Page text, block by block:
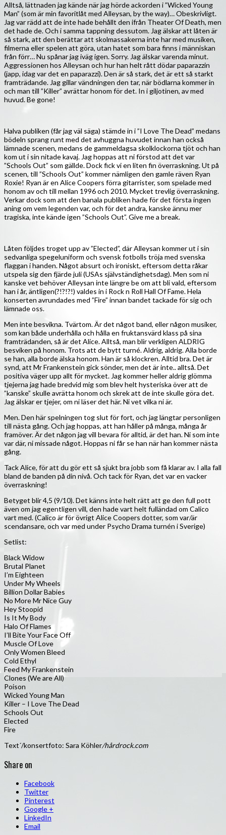
Alltså, lättnaden jag kände när jag hörde ackorden i ”Wicked Young
Man” (som är min favoritlåt med Alleysan, by the way)… Obeskrivligt.
Jag var rädd att de inte hade behållt den ifrån Theater Of Death, men
det hade de. Och i samma tappning dessutom. Jag älskar att låten är
så stark, att den berättar att skolmassakerna inte har med musiken,
filmerna eller spelen att göra, utan hatet som bara finns i människan
från förr… Nu spånar jag iväg igen. Sorry. Jag älskar varenda minut.
Aggressionen hos Alleysan och hur han helt rått dödar paparazzin
(japp, idag var det en paparazzi). Den är så stark, det är ett så starkt
framträdande. Jag gillar vändningen den tar, när bödlarna kommer in
och man till ”Killer” avrättar honom för det. In i giljotinen, av med
huvud. Be gone!
Halva publiken (får jag väl säga) stämde in i ”I Love The Dead” medans
bödeln sprang runt med det avhuggna huvudet innan han också
lämnade scenen, medans de gammeldagsa skolklockorna tjöt och han
kom ut i sin nitade kavaj. Jag hoppas att ni förstod att det var
”Schools Out” som gällde. Dock fick vi en liten fin överraskning. Ut på
scenen, till ”Schools Out” kommer nämligen den gamle räven Ryan
Roxie! Ryan är en Alice Coopers förra gitarrister, som spelade med
honom av och till mellan 1996 och 2010. Mycket trevlig överraskning.
Verkar dock som att den banala publiken hade för det första ingen
aning om vem legenden var, och för det andra, kanske ännu mer
tragiska, inte kände igen ”Schools Out”. Give me a break.
Låten följdes troget upp av ”Elected”, där Alleysan kommer ut i sin
sedvanliga spegeluniform och svensk fotbolls tröja med svenska
flaggan i handen. Något absurt och ironiskt, eftersom detta råkar
utspela sig den fjärde juli (USAs självständighetsdag). Men som ni
kanske vet behöver Alleysan inte längre be om att bli vald, eftersom
han i år, äntligen(?!?!?!) valdes in i Rock n Roll Hall Of Fame. Hela
konserten avrundades med ”Fire” innan bandet tackade för sig och
lämnade oss.
Men inte besvikna. Tvärtom. Är det något band, eller någon musiker,
som kan både underhålla och hålla en fruktansvärd klass på sina
framträdanden, så är det Alice. Alltså, man blir verkligen ALDRIG
besviken på honom. Trots att de bytt turné. Aldrig, aldrig. Alla borde
se han, alla borde älska honom. Han är så klockren. Alltid bra. Det är
synd, att Mr Frankenstein gick sönder, men det är inte.. alltså. Det
positiva väger upp allt för mycket. Jag kommer heller aldrig glömma
tjejerna jag hade bredvid mig som blev helt hysteriska över att de
”kanske” skulle avrätta honom och skrek att de inte skulle göra det.
Jag älskar er tjejer, om ni läser det här. Ni vet vilka ni är.
Men. Den här spelningen tog slut för fort, och jag längtar personligen
till nästa gång. Och jag hoppas, att han håller på många, många år
framöver. Är det någon jag vill bevara för alltid, är det han. Ni som inte
var där, ni missade något. Hoppas ni får se han när han kommer nästa
gång.
Tack Alice, för att du gör ett så sjukt bra jobb som få klarar av. I alla fall
bland de banden på din nivå. Och tack för Ryan, det var en vacker
överraskning!
Betyget blir 4,5 (9/10). Det känns inte helt rätt att ge den full pott
även om jag egentligen vill, den hade vart helt fulländad om Calico
vart med. (Calico är för övrigt Alice Coopers dotter, som var/är
scendansare, och var med under Psycho Drama turnén i Sverige)
Setlist:
Black Widow
Brutal Planet
I’m Eighteen
Under My Wheels
Billion Dollar Babies
No More Mr Nice Guy
Hey Stoopid
Is It My Body
Halo Of Flames
I’ll Bite Your Face Off
Muscle Of Love
Only Women Bleed
Cold Ethyl
Feed My Frankenstein
Clones (We are All)
Poison
Wicked Young Man
Killer – I Love The Dead
Schools Out
Elected
Fire
Text´/konsertfoto: Sara Köhler/hårdrock.com
Share on
Facebook
Twitter
Pinterest
Google +
LinkedIn
Email